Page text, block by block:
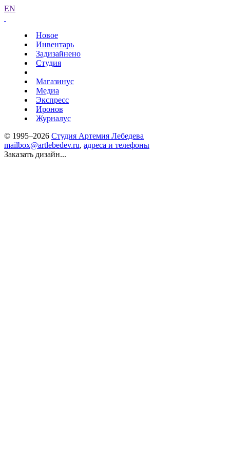
EN
Новое
Инвентарь
Задизайнено
Студия
Магазинус
Медиа
Экспресс
Иронов
Журналус
© 1995–2026 Студия Артемия Лебедева
mailbox@artlebedev.ru, адреса и телефоны
Заказать дизайн...